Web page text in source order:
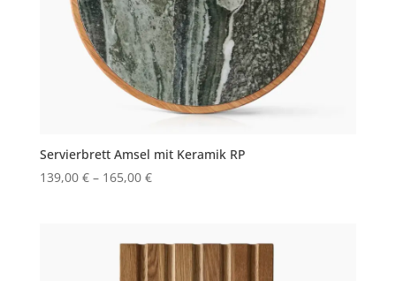
Servierbrett Amsel mit Keramik RP
139,00 €– 165,00 €